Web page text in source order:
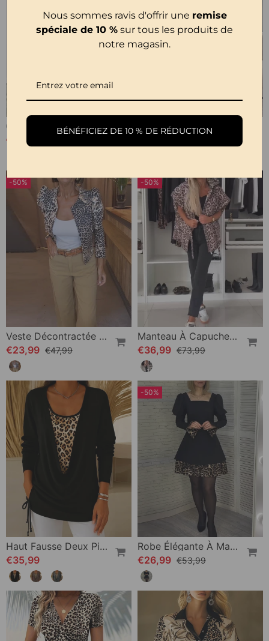
Chemise Patchwork Imprimé Léopard À Revers
€26,99
-50%
Veste Décontractée À Manches Bouffantes Et Imprimé Léopard
€23,99 €47,99
-50%
Manteau À Capuche Zippé À Manches Raglan Léopard Tendance
€36,99 €73,99
Haut Fausse Deux Pièces Lacet Léopard Imprimé
€35,99
-50%
Robe Élégante À Manches Bouffantes Et Imprimé Léopard
€26,99 €53,99
Nous sommes ravis d'offrir une remise
spéciale de 10 % sur tous les produits de
notre magasin.
BÉNÉFICIEZ DE 10 % DE RÉDUCTION